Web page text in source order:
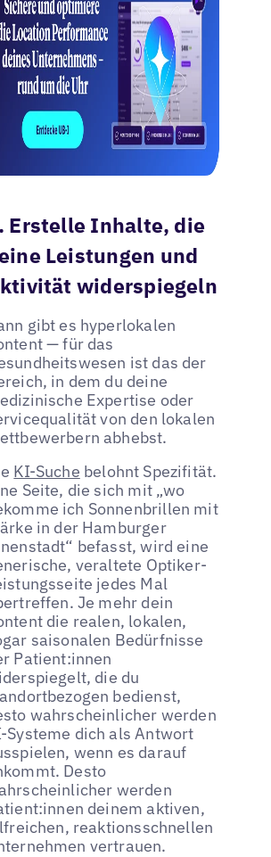
Erstelle Inhalte, die
Leistungen und
widerspiegeln
gibt es hyperlokalen
— für das
ist das der
in dem du deine
Expertise oder
von den lokalen
abhebst.
KI-Suche belohnt Spezifität.
Seite, die sich mit „wo
ich Sonnenbrillen mit
in der Hamburger
befasst, wird eine
veraltete Optiker-
jedes Mal
Je mehr dein
die realen, lokalen,
saisonalen Bedürfnisse
Patient:innen
die du
bedienst,
wahrscheinlicher werden
Systeme dich als Antwort
wenn es darauf
Desto
werden
deinem aktiven,
reaktionsschnellen
vertrauen.